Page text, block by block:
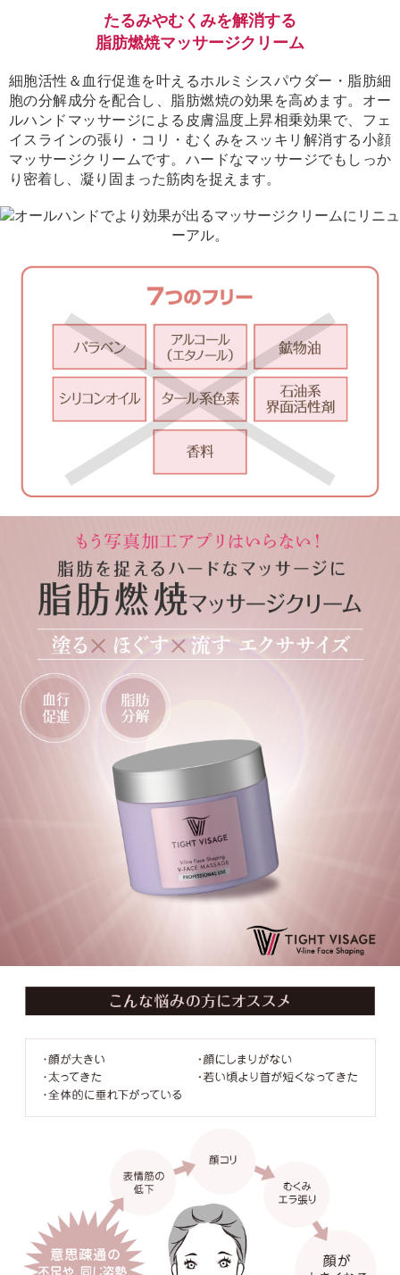
たるみやむくみを解消する
脂肪燃焼マッサージクリーム
細胞活性＆血行促進を叶えるホルミシスパウダー・脂肪細
胞の分解成分を配合し、脂肪燃焼の効果を高めます。オー
ルハンドマッサージによる皮膚温度上昇相乗効果で、フェ
イスラインの張り・コリ・むくみをスッキリ解消する小顔
マッサージクリームです。ハードなマッサージでもしっか
り密着し、凝り固まった筋肉を捉えます。